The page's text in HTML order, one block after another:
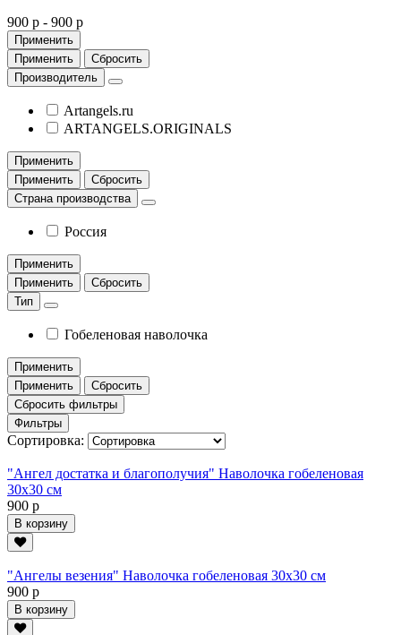
900 р - 900 р
Применить
Применить
Сбросить
Производитель
Artangels.ru
ARTANGELS.ORIGINALS
Применить
Применить
Сбросить
Страна производства
Россия
Применить
Применить
Сбросить
Тип
Гобеленовая наволочка
Применить
Применить
Сбросить
Сбросить фильтры
Фильтры
Сортировка:
"Ангел достатка и благополучия" Наволочка гобеленовая
30х30 см
900 р
В корзину
"Ангелы везения" Наволочка гобеленовая 30х30 см
900 р
В корзину